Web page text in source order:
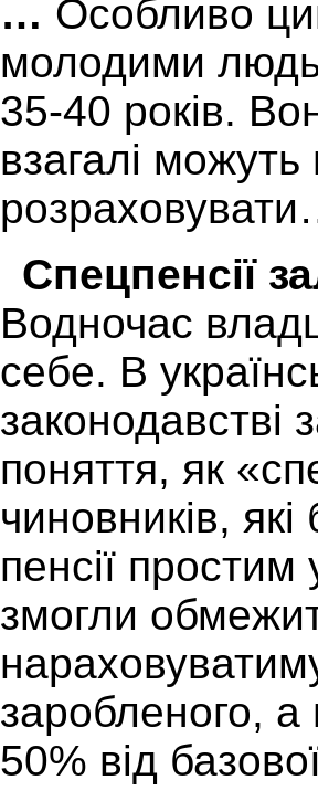
… Особливо
молодими
35-40 років.
взагалі можуть
Спецпенсії
Водночас
себе. В
законодавстві
поняття, як
чиновників,
пенсії
змогли
заробленого,
50% від